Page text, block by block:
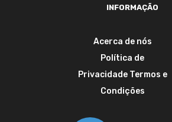
INFORMAÇÃO
Acerca de nós
Política de
Privacidade Termos e
Condições